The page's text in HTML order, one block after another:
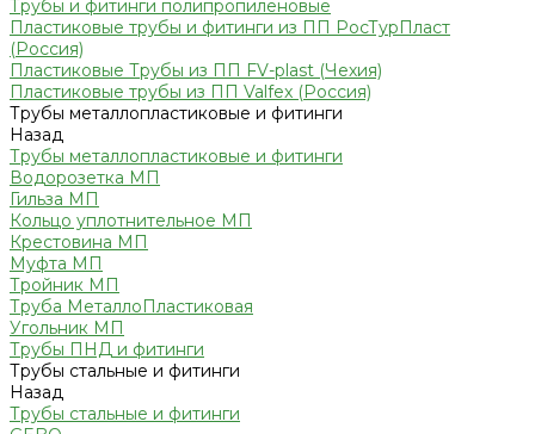
Трубы и фитинги полипропиленовые
Пластиковые трубы и фитинги из ПП РосТурПласт
(Россия)
Пластиковые Трубы из ПП FV-plast (Чехия)
Пластиковые трубы из ПП Valfex (Россия)
Трубы металлопластиковые и фитинги
Назад
Трубы металлопластиковые и фитинги
Водорозетка МП
Гильза МП
Кольцо уплотнительное МП
Крестовина МП
Муфта МП
Тройник МП
Труба МеталлоПластиковая
Угольник МП
Трубы ПНД и фитинги
Трубы стальные и фитинги
Назад
Трубы стальные и фитинги